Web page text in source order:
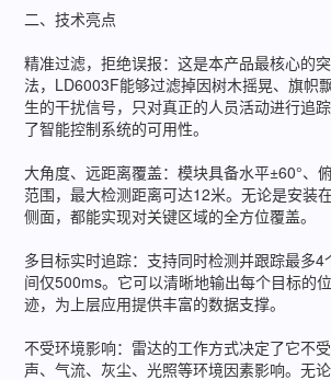
二、技术亮点
精准过滤，拒绝误报：这是本产品最核心的
法，LD6003F能够过滤掉因树木摇晃、旗帜
生的干扰信号，只对真正的人员活动进行追
了智能控制系统的可用性。
大角度、远距离覆盖：模块具备水平±60°、
范围，最大检测距离可达12米。无论是安装
侧面，都能实现对关键区域的全方位覆盖。
多目标实时追踪：支持同时检测并跟踪最多
间仅500ms。它可以清晰地输出每个目标的
迹，为上层应用提供丰富的数据支撑。
不受环境影响：雷达的工作方式决定了它不
声、气流、灰尘、光照等环境因素影响。无